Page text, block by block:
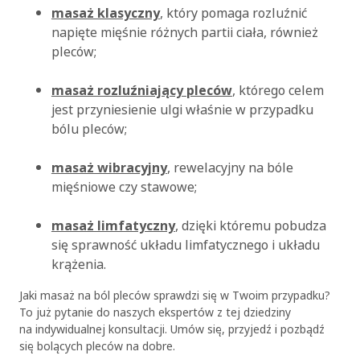
masaż klasyczny, który pomaga rozluźnić
napięte mięśnie różnych partii ciała, również
pleców;
masaż rozluźniający pleców, którego celem
jest przyniesienie ulgi właśnie w przypadku
bólu pleców;
masaż wibracyjny, rewelacyjny na bóle
mięśniowe czy stawowe;
masaż limfatyczny, dzięki któremu pobudza
się sprawność układu limfatycznego i układu
krążenia.
Jaki masaż na ból pleców sprawdzi się w Twoim przypadku?
To już pytanie do naszych ekspertów z tej dziedziny
na indywidualnej konsultacji. Umów się, przyjedź i pozbądź
się bolących pleców na dobre.